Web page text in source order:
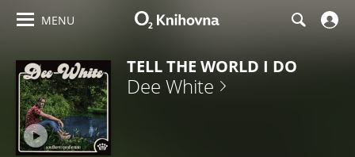
MENU
TELL THE WORLD I DO
Dee White